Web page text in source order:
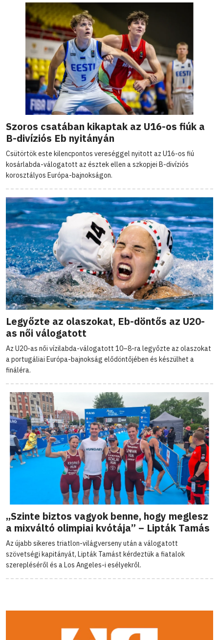
Szoros csatában kikaptak az U16-os fiúk a
B-divíziós Eb nyitányán
Csütörtök este kilencpontos vereséggel nyitott az U16-os fiú
kosárlabda-válogatott az észtek ellen a szkopjei B-divíziós
korosztályos Európa-bajnokságon.
Legyőzte az olaszokat, Eb-döntős az U20-
as női válogatott
Az U20-as női vízilabda-válogatott 10–8-ra legyőzte az olaszokat
a portugáliai Európa-bajnokság elődöntőjében és készülhet a
fináléra.
„Szinte biztos vagyok benne, hogy meglesz
a mixváltó olimpiai kvótája” – Lipták Tamás
Az újabb sikeres triatlon-világverseny után a válogatott
szövetségi kapitányát, Lipták Tamást kérdeztük a fiatalok
szerepléséről és a Los Angeles-i esélyekről.